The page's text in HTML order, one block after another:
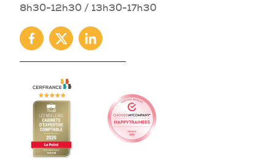
8h30-12h30 / 13h30-17h30
Facebook
TwitterLinkedin